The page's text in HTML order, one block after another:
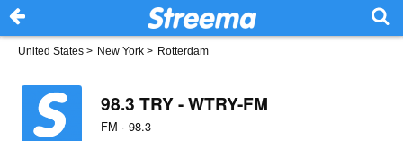
United States > New York > Rotterdam
98.3 TRY - WTRY-FM
FM · 98.3